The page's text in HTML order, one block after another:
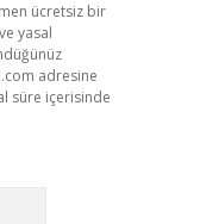
ücretsiz bir
yasal
adresine
süre içerisinde